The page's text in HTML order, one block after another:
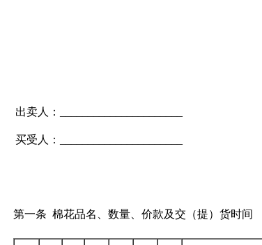
出卖人：______________________
买受人：______________________
第一条 棉花品名、数量、价款及交（提）货时间